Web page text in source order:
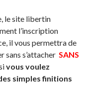
le site libertin
l’inscription
il vous permettra de
sans s’attacher SANS
vous voulez
simples finitions